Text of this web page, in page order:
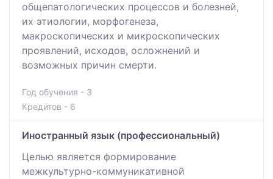
общепатологических процессов и болезней,
их этиологии, морфогенеза,
макроскопических и микроскопических
проявлений, исходов, осложнений и
возможных причин смерти.
Год обучения - 3
Кредитов - 6
Иностранный язык (профессиональный)
Целью является формирование
межкультурно-коммуникативной